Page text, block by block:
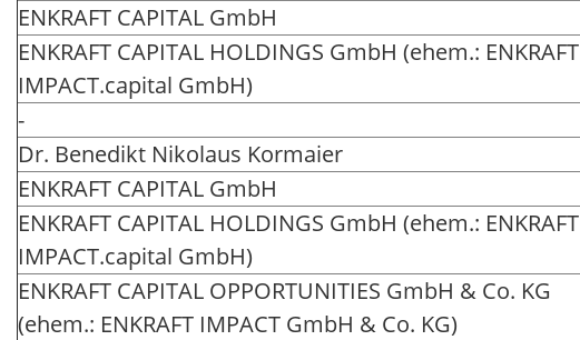
ENKRAFT CAPITAL GmbH
ENKRAFT CAPITAL HOLDINGS GmbH (ehem.: ENKRAFT
IMPACT.capital GmbH)
-
Dr. Benedikt Nikolaus Kormaier
ENKRAFT CAPITAL GmbH
ENKRAFT CAPITAL HOLDINGS GmbH (ehem.: ENKRAFT
IMPACT.capital GmbH)
ENKRAFT CAPITAL OPPORTUNITIES GmbH & Co. KG
(ehem.: ENKRAFT IMPACT GmbH & Co. KG)